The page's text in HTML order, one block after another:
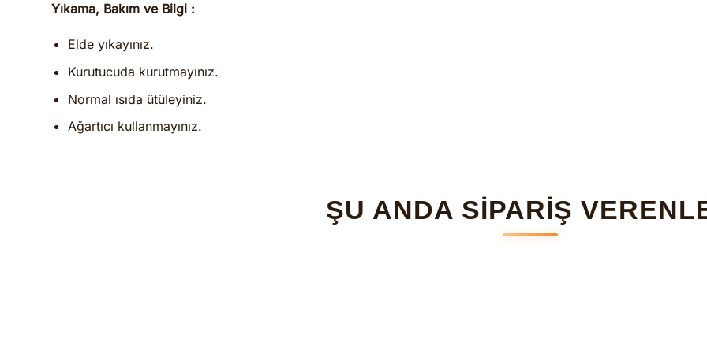
Yıkama, Bakım ve Bilgi :
Elde yıkayınız.
Kurutucuda kurutmayınız.
Normal ısıda ütüleyiniz.
Ağartıcı kullanmayınız.
ŞU ANDA SİPARİŞ